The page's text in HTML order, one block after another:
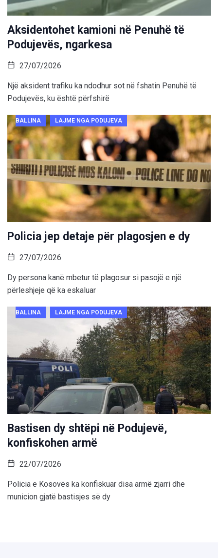
Aksidentohet kamioni në Penuhë të
Podujevës, ngarkesa
27/07/2026
Një aksident trafiku ka ndodhur sot në fshatin Penuhë të
Podujevës, ku është përfshirë
BALLINA LAJME NGA PODUJEVA
Policia jep detaje për plagosjen e dy
27/07/2026
Dy persona kanë mbetur të plagosur si pasojë e një
përleshjeje që ka eskaluar
BALLINA LAJME NGA PODUJEVA
Bastisen dy shtëpi në Podujevë,
konfiskohen armë
22/07/2026
Policia e Kosovës ka konfiskuar disa armë zjarri dhe
municion gjatë bastisjes së dy